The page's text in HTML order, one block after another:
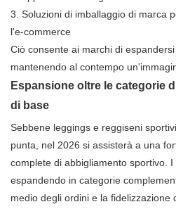
3. Soluzioni di imballaggio di marca
l'e-commerce
Ciò consente ai marchi di
mantenendo al contempo
Espansione oltre le categorie
di base
Sebbene leggings e reggiseni
punta, nel 2026 si assisterà a una
complete di abbigliamento sportivo.
espandendo in categorie
medio degli ordini e la fidelizzazione